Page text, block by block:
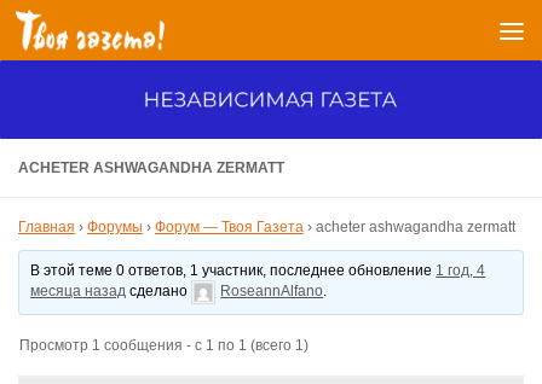
Перейти к содержимому
ACHETER ASHWAGANDHA ZERMATT
Главная › Форумы › Форум — Твоя Газета › acheter ashwagandha zermatt
В этой теме 0 ответов, 1 участник, последнее обновление 1 год, 4
месяца назад сделано RoseannAlfano.
Просмотр 1 сообщения - с 1 по 1 (всего 1)